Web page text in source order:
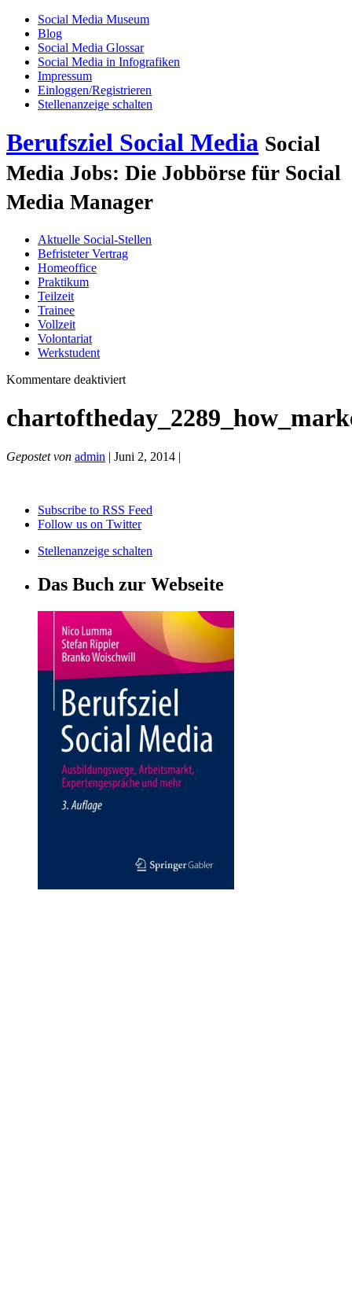
Social Media Museum
Blog
Social Media Glossar
Social Media in Infografiken
Impressum
Einloggen/Registrieren
Stellenanzeige schalten
Berufsziel Social Media Social
Media Jobs: Die Jobbörse für Social
Media Manager
Aktuelle Social-Stellen
Befristeter Vertrag
Homeoffice
Praktikum
Teilzeit
Trainee
Vollzeit
Volontariat
Werkstudent
Kommentare deaktiviertfür
Gepostet von admin | Juni 2, 2014 |
Subscribe to RSS Feed
Follow us on Twitter
Stellenanzeige schalten
Das Buch zur Webseite